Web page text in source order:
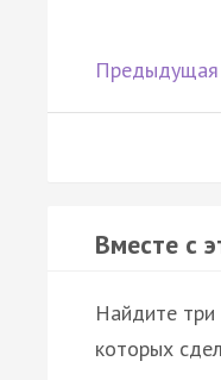
Предыдущая
Вместе с
Найдите
которых